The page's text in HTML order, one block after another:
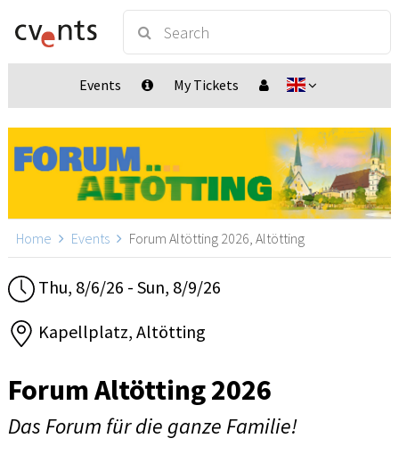
Events My Tickets
Home Events Forum Altötting 2026, Altötting
Thu, 8/6/26 - Sun, 8/9/26
Kapellplatz, Altötting
Forum Altötting 2026
Das Forum für die ganze Familie!